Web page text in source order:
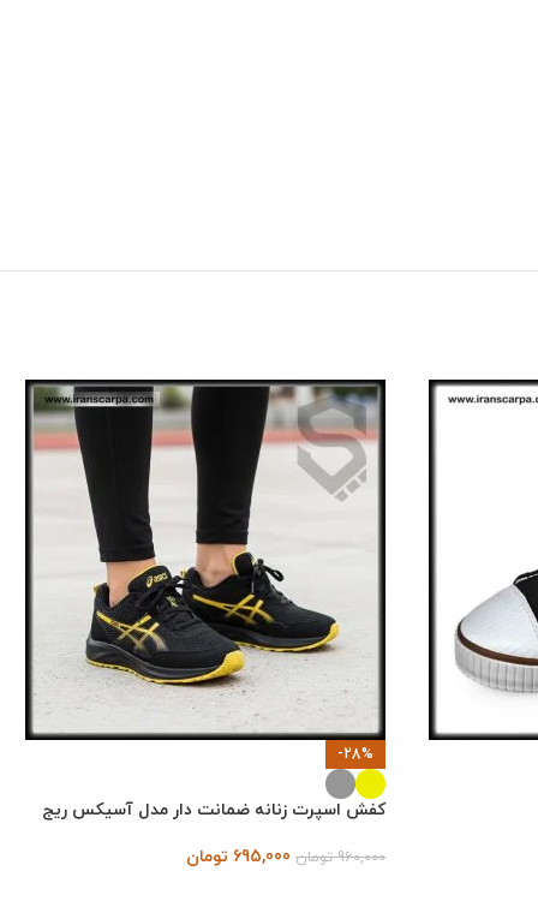
-28%
کفش اسپرت زنانه ضمانت دار مدل آسیکس ریج
960,000 تومان 695,000 تومان